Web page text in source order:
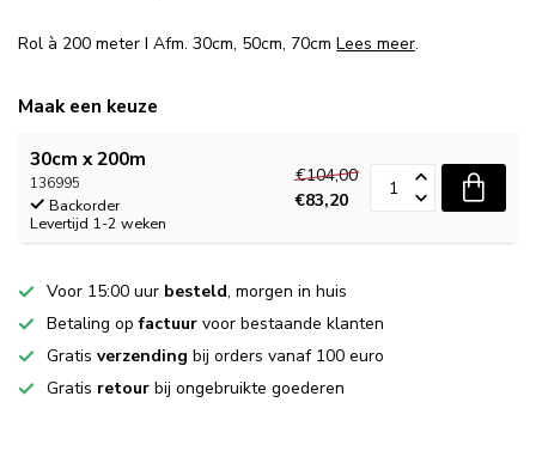
Rol à 200 meter I Afm. 30cm, 50cm, 70cm Lees meer.
Maak een keuze
30cm x 200m
136995
Backorder
Levertijd 1-2 weken
€104,00
€83,20
Voor 15:00 uur besteld, morgen in huis
Betaling opfactuur voor bestaande klanten
Gratis verzending bij orders vanaf 100 euro
Gratis retour bij ongebruikte goederen